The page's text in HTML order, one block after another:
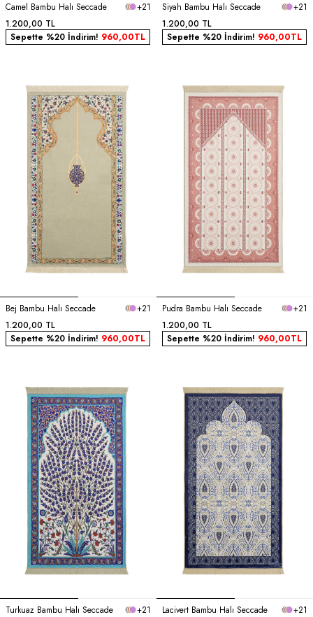
Camel Bambu Halı Seccade
+21
1.200,00 TL
Sepette %20 İndirim! 960,00TL
Siyah Bambu Halı Seccade
+21
1.200,00 TL
Sepette %20 İndirim! 960,00TL
Bej Bambu Halı Seccade
+21
1.200,00 TL
Sepette %20 İndirim! 960,00TL
Pudra Bambu Halı Seccade
+21
1.200,00 TL
Sepette %20 İndirim! 960,00TL
Turkuaz Bambu Halı Seccade
+21
Lacivert Bambu Halı Seccade
+21